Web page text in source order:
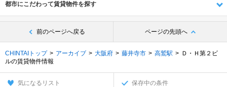
都市にこだわって賃貸物件を探す
前のページへ戻る ページの先頭へ
CHINTAIトップ アーカイブ 大阪府 藤井寺市 高鷲駅
Ｄ・Ｈ第２ビ
ルの賃貸物件情報
気になるリスト 保存中の条件